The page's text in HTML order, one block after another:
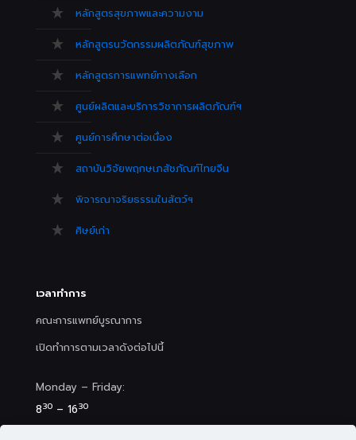
หลักสูตรสุขภาพและความงาม
หลักสูตรนวัตกรรมผลิตภัณฑ์สุขภาพ
หลักสูตรการแพทย์ทางเลือก
ศูนย์ผลิตและบริการวิชาการผลิตภัณฑ์ฯ
ศูนย์การศึกษาต่อเนื่อง
สถาบันวิจัยพฤกษเภสัชภัณฑ์ไทยจีน
พิจารณาจริยธรรมในสัตว์ฯ
ศิษย์เก่า
เวลาทำการ
คณะการแพทย์บูรณาการ
เปิดทำการตามเวลาดังต่อไปนี้
Monday – Friday:
830 – 1630